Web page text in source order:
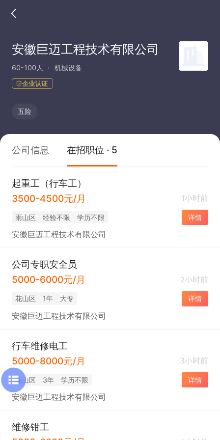
安徽巨迈工程技术有限公司
60-100人 机械设备
企业认证
五险
公司信息 在招职位 · 5
起重工（行车工）
3500-4500元/月
1小时前
雨山区 经验不限 学历不限 详情
安徽巨迈工程技术有限公司
公司专职安全员
5000-6000元/月
2小时前
花山区 1年 大专 详情
安徽巨迈工程技术有限公司
行车维修电工
5000-8000元/月
3小时前
花山区 3年 学历不限 详情
安徽巨迈工程技术有限公司
维修钳工